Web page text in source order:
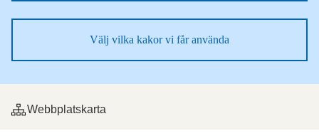
Välj vilka kakor vi får använda
Webbplatskarta